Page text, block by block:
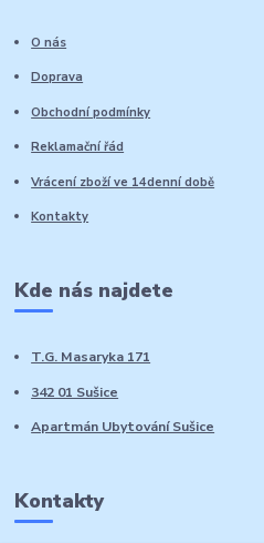
O nás
Doprava
Obchodní podmínky
Reklamační řád
Vrácení zboží ve 14denní době
Kontakty
Kde nás najdete
T.G. Masaryka 171
342 01 Sušice
Apartmán Ubytování Sušice
Kontakty